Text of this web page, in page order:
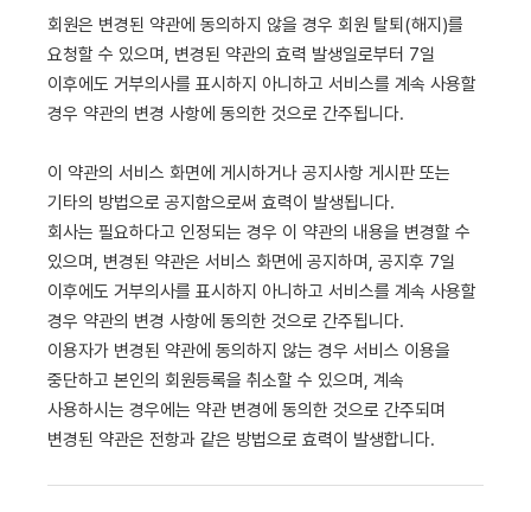
회원은 변경된 약관에 동의하지 않을 경우 회원 탈퇴(해지)를
요청할 수 있으며, 변경된 약관의 효력 발생일로부터 7일
이후에도 거부의사를 표시하지 아니하고 서비스를 계속 사용할
경우 약관의 변경 사항에 동의한 것으로 간주됩니다.
이 약관의 서비스 화면에 게시하거나 공지사항 게시판 또는
기타의 방법으로 공지함으로써 효력이 발생됩니다.
회사는 필요하다고 인정되는 경우 이 약관의 내용을 변경할 수
있으며, 변경된 약관은 서비스 화면에 공지하며, 공지후 7일
이후에도 거부의사를 표시하지 아니하고 서비스를 계속 사용할
경우 약관의 변경 사항에 동의한 것으로 간주됩니다.
이용자가 변경된 약관에 동의하지 않는 경우 서비스 이용을
중단하고 본인의 회원등록을 취소할 수 있으며, 계속
사용하시는 경우에는 약관 변경에 동의한 것으로 간주되며
변경된 약관은 전항과 같은 방법으로 효력이 발생합니다.